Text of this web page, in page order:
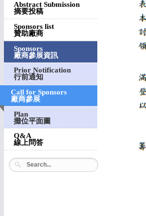
Abstract Submission
摘要投稿
Sponsors list
贊助廠商
Sponsors
廠商參展資訊
Prior Notification
行前通知
Call for Sponsors
廠商參展
Plan
攤位平面圖
Q&A
線上問答